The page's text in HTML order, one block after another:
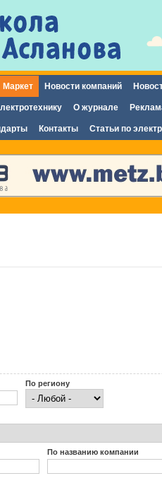
основному
содержанию
Маркет Новости компаний
О журнале
Контакты Статьи по
По региону
По названию компании